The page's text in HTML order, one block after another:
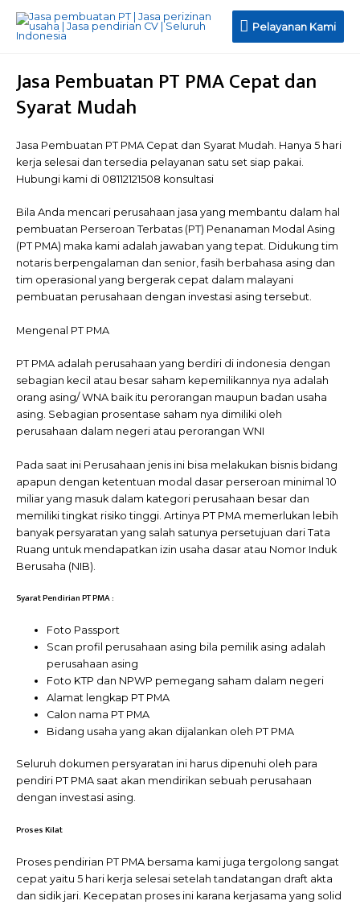
Pelayanan
Pelayanan Kami
Jasa Pembuatan PT PMA Cepat dan
Syarat Mudah
Jasa Pembuatan PT PMA Cepat dan Syarat Mudah. Hanya 5 hari
kerja selesai dan tersedia pelayanan satu set siap pakai.
Hubungi kami di 08112121508 konsultasi
Bila Anda mencari perusahaan jasa yang membantu dalam hal
pembuatan Perseroan Terbatas (PT) Penanaman Modal Asing
(PT PMA) maka kami adalah jawaban yang tepat. Didukung tim
notaris berpengalaman dan senior, fasih berbahasa asing dan
tim operasional yang bergerak cepat dalam malayani
pembuatan perusahaan dengan investasi asing tersebut.
Mengenal PT PMA
PT PMA adalah perusahaan yang berdiri di indonesia dengan
sebagian kecil atau besar saham kepemilikannya nya adalah
orang asing/ WNA baik itu perorangan maupun badan usaha
asing. Sebagian prosentase saham nya dimiliki oleh
perusahaan dalam negeri atau perorangan WNI
Pada saat ini Perusahaan jenis ini bisa melakukan bisnis bidang
apapun dengan ketentuan modal dasar perseroan minimal 10
miliar yang masuk dalam kategori perusahaan besar dan
memiliki tingkat risiko tinggi. Artinya PT PMA memerlukan lebih
banyak persyaratan yang salah satunya persetujuan dari Tata
Ruang untuk mendapatkan izin usaha dasar atau Nomor Induk
Berusaha (NIB).
Syarat Pendirian PT PMA :
Foto Passport
Scan profil perusahaan asing bila pemilik asing adalah
perusahaan asing
Foto KTP dan NPWP pemegang saham dalam negeri
Alamat lengkap PT PMA
Calon nama PT PMA
Bidang usaha yang akan dijalankan oleh PT PMA
Seluruh dokumen persyaratan ini harus dipenuhi oleh para
pendiri PT PMA saat akan mendirikan sebuah perusahaan
dengan investasi asing.
Proses Kilat
Proses pendirian PT PMA bersama kami juga tergolong sangat
cepat yaitu 5 hari kerja selesai setelah tandatangan draft akta
dan sidik jari. Kecepatan proses ini karana kerjasama yang solid